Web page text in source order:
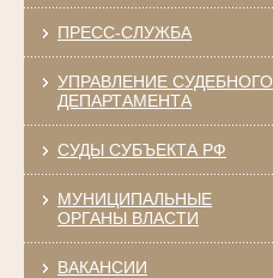
ПРЕСС-СЛУЖБА
УПРАВЛЕНИЕ СУДЕБНОГО
ДЕПАРТАМЕНТА
СУДЫ СУБЪЕКТА РФ
МУНИЦИПАЛЬНЫЕ
ОРГАНЫ ВЛАСТИ
ВАКАНСИИ